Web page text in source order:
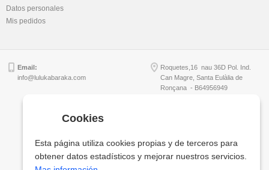
Datos personales
Mis pedidos
Email:
info@lulukabaraka.com
Roquetes,16 nau 36D Pol. Ind.
Can Magre, Santa Eulàlia de
Ronçana - B64956949
Cookies
Esta página utiliza cookies propias y de terceros para
obtener datos estadísticos y mejorar nuestros servicios.